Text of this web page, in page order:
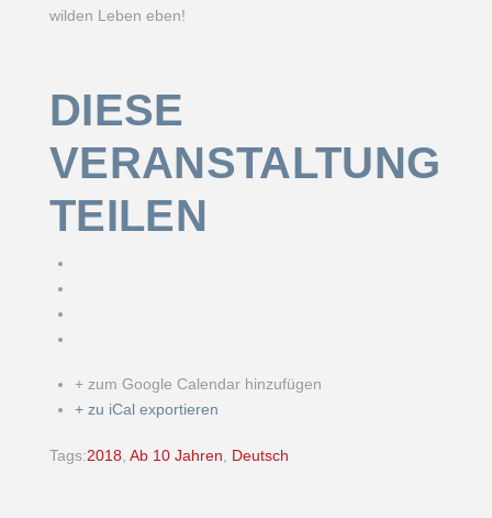
wilden Leben eben!
DIESE
VERANSTALTUNG
TEILEN
+ zum Google Calendar hinzufügen
+ zu iCal exportieren
Tags:2018 Ab 10 Jahren Deutsch